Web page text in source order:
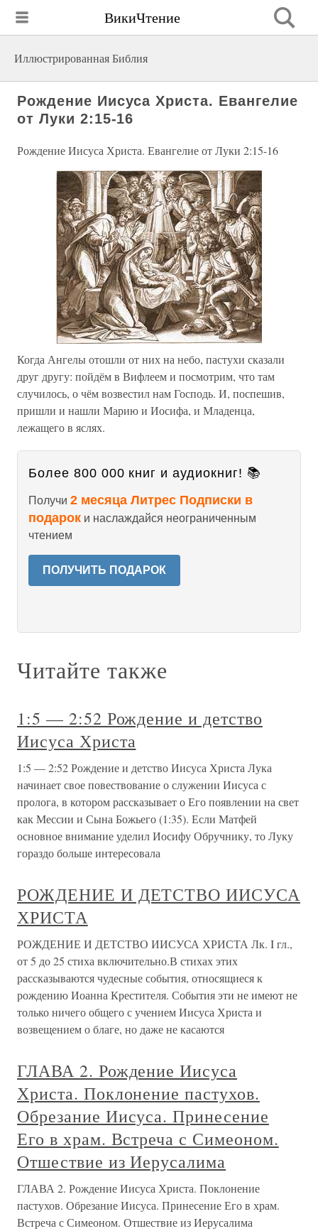
ВикиЧтение
Иллюстрированная Библия
Рождение Иисуса Христа. Евангелие
от Луки 2:15-16
Рождение Иисуса Христа. Евангелие от Луки 2:15-16
Когда Ангелы отошли от них на небо, пастухи сказали
друг другу: пойдём в Вифлеем и посмотрим, что там
случилось, о чём возвестил нам Господь. И, поспешив,
пришли и нашли Марию и Иосифа, и Младенца,
лежащего в яслях.
Более 800 000 книг и аудиокниг! 📚
Получи 2 месяца Литрес Подписки в
подарок и наслаждайся неограниченным
чтением
ПОЛУЧИТЬ ПОДАРОК
Читайте также
1:5 — 2:52 Рождение и детство
Иисуса Христа
1:5 — 2:52 Рождение и детство Иисуса Христа Лука
начинает свое повествование о служении Иисуса с
пролога, в котором рассказывает о Его появлении на свет
как Мессии и Сына Божьего (1:35). Если Матфей
основное внимание уделил Иосифу Обручнику, то Луку
гораздо больше интересовала
РОЖДЕНИЕ И ДЕТСТВО ИИСУСА
ХРИСТА
РОЖДЕНИЕ И ДЕТСТВО ИИСУСА ХРИСТА Лк. I гл.,
от 5 до 25 стиха включительно.В стихах этих
рассказываются чудесные события, относящиеся к
рождению Иоанна Крестителя. События эти не имеют не
только ничего общего с учением Иисуса Христа и
возвещением о благе, но даже не касаются
ГЛАВА 2. Рождение Иисуса
Христа. Поклонение пастухов.
Обрезание Иисуса. Принесение
Его в храм. Встреча с Симеоном.
Отшествие из Иерусалима
ГЛАВА 2. Рождение Иисуса Христа. Поклонение
пастухов. Обрезание Иисуса. Принесение Его в храм.
Встреча с Симеоном. Отшествие из Иерусалима